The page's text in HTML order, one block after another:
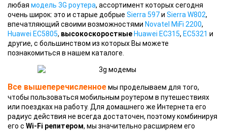
любая модель 3G роутера, ассортимент которых сегодня
очень широк: это и старые добрые Sierra 597и Sierra W802,
впечатляющий своими возможностями Novatel MiFi 2200,
Huawei EC5805, высокоскоростные Huawei EC315, EC5321 и
другие, с большинством из которых Вы можете
познакомиться в нашем каталоге.
Все вышеперечисленноемы проделываем для того,
чтобы пользоваться мобильным роутером в путешествиях
или поездках на работу. Для домашнего же Интернета его
радиус действия не всегда достаточен, поэтому комбинируя
его с Wi-Fi репитером, мы значительно расширяем его